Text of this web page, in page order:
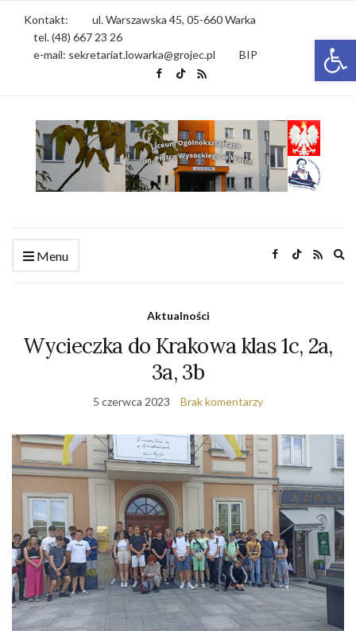
Kontakt:
ul. Warszawska 45, 05-660 Warka
tel. (48) 667 23 26
e-mail: sekretariat.lowarka@grojec.pl
BIP
Menu
Aktualności
Wycieczka do Krakowa klas 1c, 2a,
3a, 3b
5 czerwca 2023 Brak komentarzy